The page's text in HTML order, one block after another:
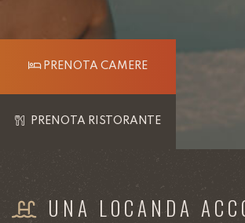
PRENOTA CAMERE
PRENOTA RISTORANTE
UNA LOCANDA